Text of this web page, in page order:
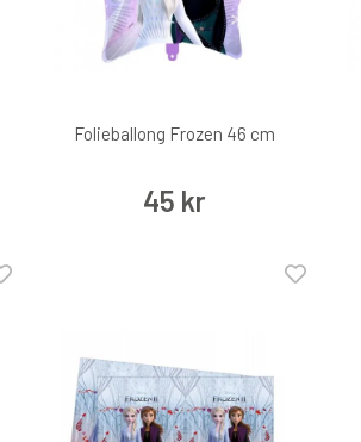
Folieballong Frozen 46 cm
45 kr